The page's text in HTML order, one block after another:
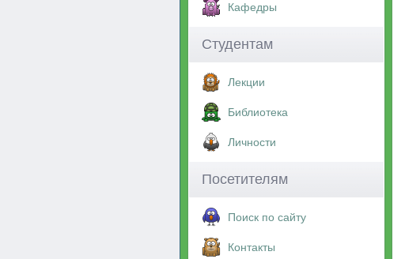
Кафедры
Студентам
Лекции
Библиотека
Личности
Посетителям
Поиск по сайту
Контакты